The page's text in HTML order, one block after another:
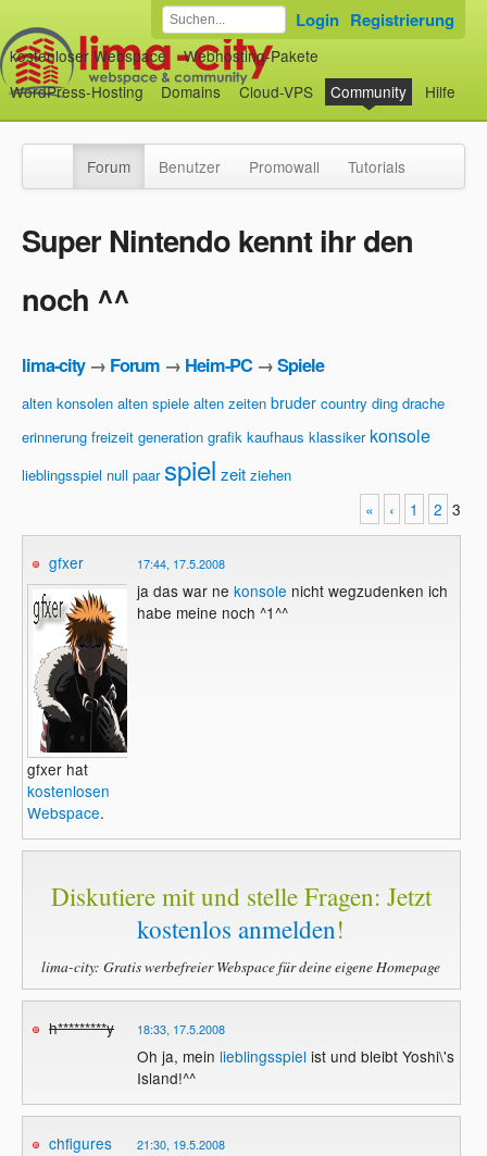
kostenloser Webspace
Webhosting-Pakete
WordPress-Hosting
Domains Cloud-VPS Community Hilfe
Login Registrierung
Forum Benutzer Promowall Tutorials
Super Nintendo kennt ihr den
noch ^^
lima-city→ Forum → Heim-PC →Spiele
alten konsolen alten spiele alten zeiten bruder country ding drache
erinnerung freizeit generation grafik kaufhaus klassiker konsole
lieblingsspiel null paar spiel zeit ziehen
« ‹ 1 2 3
gfxer
gfxer hat
kostenlosen
Webspace.
17:44, 17.5.2008
ja das war ne konsole nicht wegzudenken ich
habe meine noch ^1^^
Diskutiere mit und stelle Fragen: Jetzt
kostenlos anmelden!
lima-city: Gratis werbefreier Webspace für deine eigene Homepage
h*********y 18:33, 17.5.2008
Oh ja, mein lieblingsspiel ist und bleibt Yoshi\'s
Island!^^
chfigures
21:30, 19.5.2008